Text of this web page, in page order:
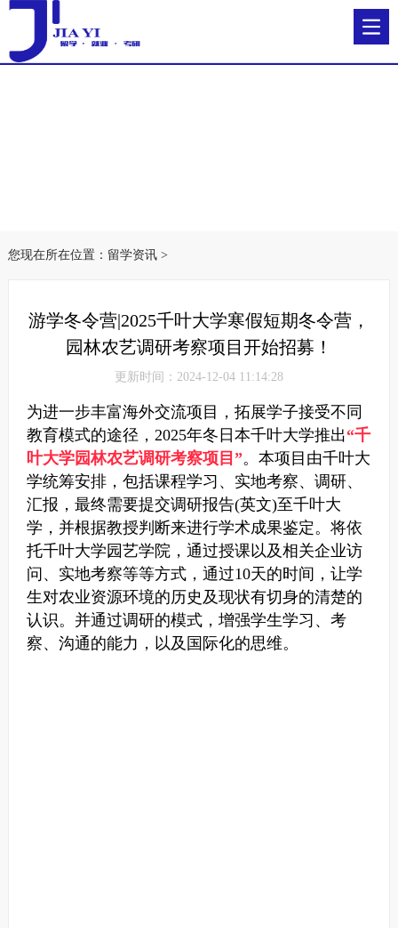
您现在所在位置： 留学资讯>
游学冬令营|2025千叶大学寒假短期冬令营，
园林农艺调研考察项目开始招募！
更新时间：2024-12-04 11:14:28
为进一步丰富海外交流项目，拓展学子接受不同
教育模式的途径，2025年冬日本千叶大学推出“千
叶大学园林农艺调研考察项目”。 本项目由千叶大
学统筹安排，包括课程学习、实地考察、调研、
汇报，最终需要提交调研报告(英文)至千叶大
学，并根据教授判断来进行学术成果鉴定。 将依
托千叶大学园艺学院，通过授课以及相关企业访
问、实地考察等等方式，通过10天的时间，让学
生对农业资源环境的历史及现状有切身的清楚的
认识。并通过调研的模式，增强学生学习、考
察、沟通的能力，以及国际化的思维。